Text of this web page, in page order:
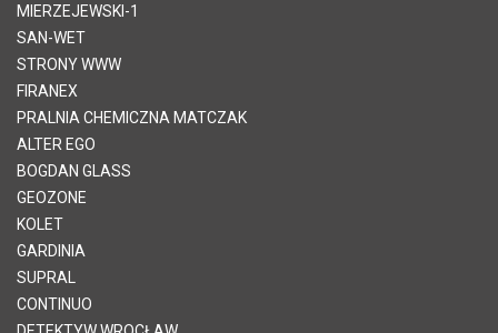
MIERZEJEWSKI-1
SAN-WET
STRONY WWW
FIRANEX
PRALNIA CHEMICZNA MATCZAK
ALTER EGO
BOGDAN GLASS
GEOZONE
KOLET
GARDINIA
SUPRAL
CONTINUO